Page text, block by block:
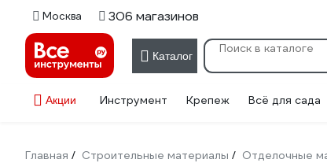
Москва 306 магазинов
Каталог
Акции Инструмент Крепеж Всё для сада
Главная / Строительные материалы / Отделочные